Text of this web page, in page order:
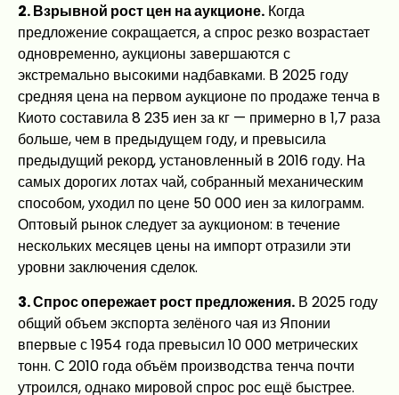
2. Взрывной рост цен на аукционе. Когда
предложение сокращается, а спрос резко возрастает
одновременно, аукционы завершаются с
экстремально высокими надбавками. В 2025 году
средняя цена на первом аукционе по продаже тенча в
Киото составила 8 235 иен за кг — примерно в 1,7 раза
больше, чем в предыдущем году, и превысила
предыдущий рекорд, установленный в 2016 году. На
самых дорогих лотах чай, собранный механическим
способом, уходил по цене 50 000 иен за килограмм.
Оптовый рынок следует за аукционом: в течение
нескольких месяцев цены на импорт отразили эти
уровни заключения сделок.
3. Спрос опережает рост предложения. В 2025 году
общий объем экспорта зелёного чая из Японии
впервые с 1954 года превысил 10 000 метрических
тонн. С 2010 года объём производства тенча почти
утроился, однако мировой спрос рос ещё быстрее.